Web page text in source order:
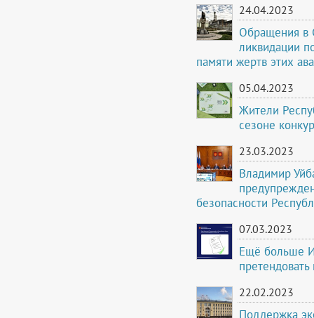
24.04.2023
Обращения в
ликвидации
памяти жертв этих
05.04.2023
Жители
сезоне
23.03.2023
Владимир
безопасности
07.03.2023
Ещё больше
22.02.2023
Поддержка